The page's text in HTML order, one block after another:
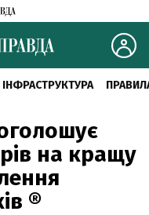
ІНФРАСТРУКТУРА
на кращу
®